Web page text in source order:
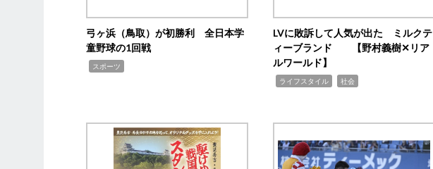
弓ヶ浜（鳥取）が初勝利 全日本学
童野球の1回戦
スポーツ
LVに敗訴して人気が出た ミルクテ
ィーブランド 【野村義樹✕リア
ルワールド】
ライフスタイル 社会